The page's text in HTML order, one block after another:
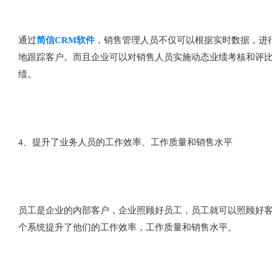
通过简信CRM软件，销售管理人员不仅可以根据实时数据，
地跟踪客户。而且企业可以对销售人员实施动态业绩考核和评
绩。
4、提升了业务人员的工作效率、工作质量和销售水平
员工是企业的内部客户，企业照顾好员工，员工就可以照顾
个系统提升了他们的工作效率，工作质量和销售水平。